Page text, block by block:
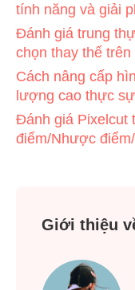
tính năng và giải
Đánh giá trung
chọn thay thế
Cách nâng cấp
lượng cao thực sự
Đánh giá Pixelcut
điểm/Nhược
Giới thiệu